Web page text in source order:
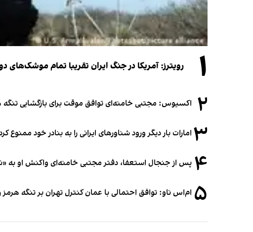
۱ رویترز: آمریکا در جنگ ایران تقریبا تمام موشک‌های
۲ اکسیوس: مجتبی خامنه‌ای توافق موقت برای بازگشایی تنگه
۳ امارات بار دیگر ورود شناورهای ایرانی را به بنادر خود ممنوع
۴ پس از جنجال استعفا، دفتر مجتبی خامنه‌ای واکنش او به
۵ ام‌اس ناو: توافق احتمالی با عمان کنترل تهران بر تنگه